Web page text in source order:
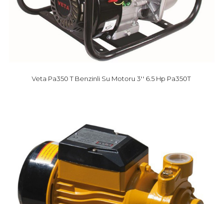
Veta Pa350 T Benzinli Su Motoru 3'' 6.5 Hp Pa350T